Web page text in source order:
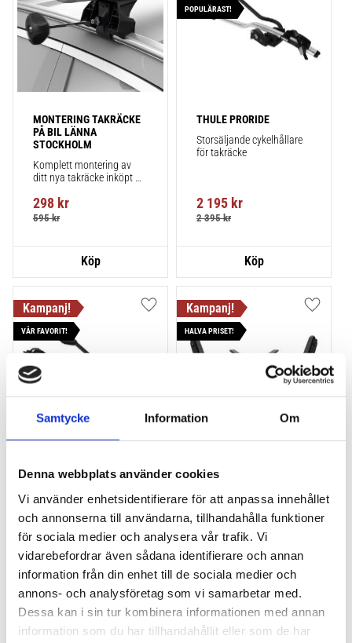
Samtycke Information Om
Denna webbplats använder cookies
Vi använder enhetsidentifierare för att anpassa innehållet
och annonserna till användarna, tillhandahålla funktioner
för sociala medier och analysera vår trafik. Vi
vidarebefordrar även sådana identifierare och annan
information från din enhet till de sociala medier och
annons- och analysföretag som vi samarbetar med.
Dessa kan i sin tur kombinera informationen med annan
information som du har tillhandahållit eller som de har
MONTERING TAKRÄCKE
PÅ BIL LÄNNA
STOCKHOLM
Komplett montering av
ditt nya takräcke inköpt
montering på din bil.
298 kr
595kr
THULE PRORIDE
Storsäljande cykelhållare
för takräcke
2 195 kr
2 395kr
POPULÄRAST!
takcykelhållare
2 395kr
2 595 kr
VÅR FAVORIT!
Lägg till i favoriter
1 495kr
3 145 kr
HALVA PRISET!
Lägg
Lägg till i favoriter